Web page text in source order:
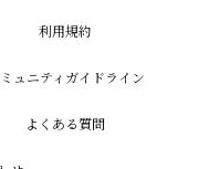
利用規約
ュニティガイドライン
よくある質問